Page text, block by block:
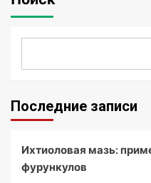
Последние записи
Ихтиоловая мазь:
фурункулов